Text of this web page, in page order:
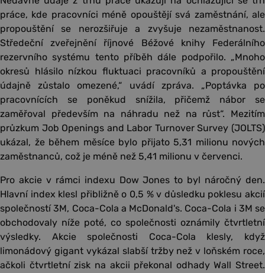
práce, kde pracovníci méně opouštějí svá zaměstnání, ale
propouštění se nerozšiřuje a zvyšuje nezaměstnanost.
Středeční zveřejnění říjnové Béžové knihy Federálního
rezervního systému tento příběh dále podpořilo. „Mnoho
okresů hlásilo nízkou fluktuaci pracovníků a propouštění
údajně zůstalo omezené,“ uvádí zpráva. „Poptávka po
pracovnících se poněkud snížila, přičemž nábor se
zaměřoval především na náhradu než na růst“. Mezitím
průzkum Job Openings and Labor Turnover Survey (JOLTS)
ukázal, že během měsíce bylo přijato 5,31 milionu nových
zaměstnanců, což je méně než 5,41 milionu v červenci.
Pro akcie v rámci indexu Dow Jones to byl náročný den.
Hlavní index klesl přibližně o 0,5 % v důsledku poklesu akcií
společností 3M, Coca-Cola a McDonald's. Coca-Cola i 3M se
obchodovaly níže poté, co společnosti oznámily čtvrtletní
výsledky. Akcie společnosti Coca-Cola klesly, když
limonádový gigant vykázal slabší tržby než v loňském roce,
ačkoli čtvrtletní zisk na akcii překonal odhady Wall Street.